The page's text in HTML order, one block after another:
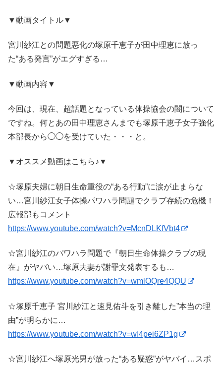
▼動画タイトル▼
宮川紗江との問題悪化の塚原千恵子が田中理恵に放っ
た“ある発言”がエグすぎる…
▼動画内容▼
今回は、現在、超話題となっている体操協会の闇について
ですね。何とあの田中理恵さんまでも塚原千恵子女子強化
本部長から◯◯を受けていた・・・と。
▼オススメ動画はこちら♪▼
☆塚原夫婦に朝日生命重役の“ある行動”に涙が止まらな
い…宮川紗江女子体操パワハラ問題でクラブ存続の危機！
広報部もコメント
https://www.youtube.com/watch?v=McnDLKfVbt4
☆宮川紗江のパワハラ問題で『朝日生命体操クラブの現
在』がヤバい…塚原夫妻が謝罪文発表するも…
https://www.youtube.com/watch?v=wmlOQre4QQU
☆塚原千恵子 宮川紗江と速見佑斗を引き離した”本当の理
由”が明らかに…
https://www.youtube.com/watch?v=wI4pei6ZP1g
☆宮川紗江へ塚原光男が放った“ある疑惑”がヤバイ…スポ